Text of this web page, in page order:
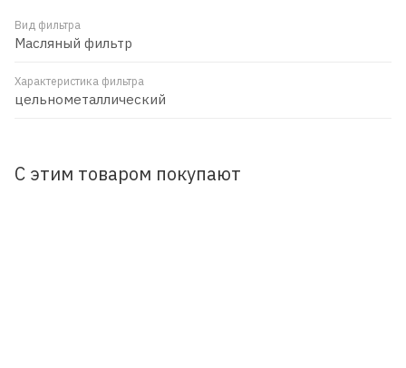
Вид фильтра
Масляный фильтр
Характеристика фильтра
цельнометаллический
С этим товаром покупают